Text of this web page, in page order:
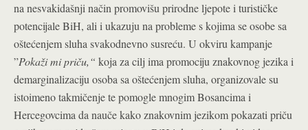
na nesvakidašnji način promovišu prirodne ljepote i turističke
potencijale BiH, ali i ukazuju na probleme s kojima se osobe sa
oštećenjem sluha svakodnevno susreću. U okviru kampanje
”Pokaži mi priču,“ koja za cilj ima promociju znakovnog jezika i
demarginalizaciju osoba sa oštećenjem sluha, organizovale su
istoimeno takmičenje te pomogle mnogim Bosancima i
Hercegovcima da nauče kako znakovnim jezikom pokazati priču